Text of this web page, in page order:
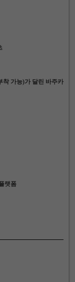
착 가능)가 달린 바주카
랫폼